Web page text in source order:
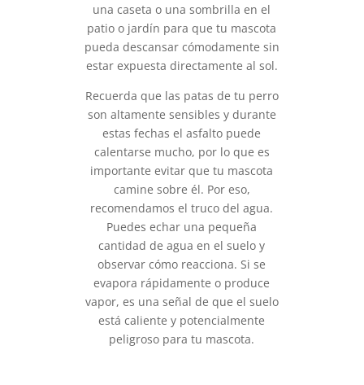
una caseta o una sombrilla en el
patio o jardín para que tu mascota
pueda descansar cómodamente sin
estar expuesta directamente al sol.
Recuerda que las patas de tu perro
son altamente sensibles y durante
estas fechas el asfalto puede
calentarse mucho, por lo que es
importante evitar que tu mascota
camine sobre él. Por eso,
recomendamos el truco del agua.
Puedes echar una pequeña
cantidad de agua en el suelo y
observar cómo reacciona. Si se
evapora rápidamente o produce
vapor, es una señal de que el suelo
está caliente y potencialmente
peligroso para tu mascota.